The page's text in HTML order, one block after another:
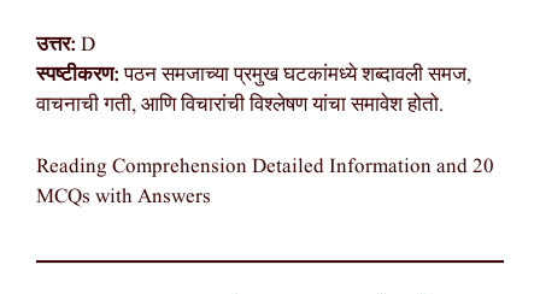
उत्तर: D
स्पष्टीकरण:पठन समजाच्या प्रमुख घटकांमध्ये शब्दावली समज,
वाचनाची गती, आणि विचारांची विश्लेषण यांचा समावेश होतो.
Reading Comprehension Detailed Information and 20
MCQs with Answers